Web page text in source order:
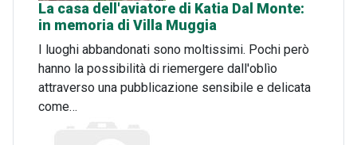
La casa dell'aviatore di Katia Dal Monte:
in memoria di Villa Muggia
I luoghi abbandonati sono moltissimi. Pochi però
hanno la possibilità di riemergere dall'oblìo
attraverso una pubblicazione sensibile e delicata
come…